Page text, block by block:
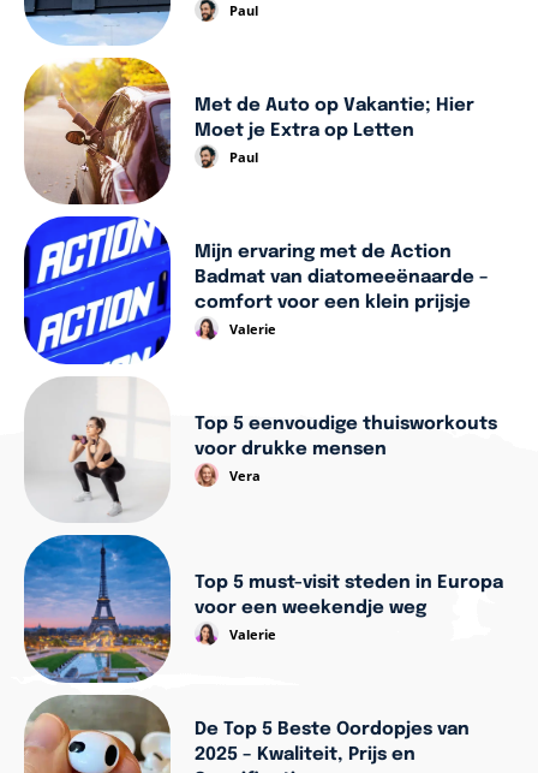
Paul
Met de Auto op Vakantie; Hier
Moet je Extra op Letten
Paul
Mijn ervaring met de Action
Badmat van diatomeeënaarde –
comfort voor een klein prijsje
Valerie
Top 5 eenvoudige thuisworkouts
voor drukke mensen
Vera
Top 5 must-visit steden in Europa
voor een weekendje weg
Valerie
De Top 5 Beste Oordopjes van
2025 – Kwaliteit, Prijs en